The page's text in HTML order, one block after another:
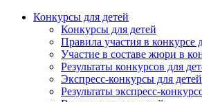
Конкурсы для детей
Конкурсы для детей
Правила участия в конкурсе
Участие в составе жюри в
Результаты конкурсов для
Экспресс-конкурсы для детей
Результаты экспресс-